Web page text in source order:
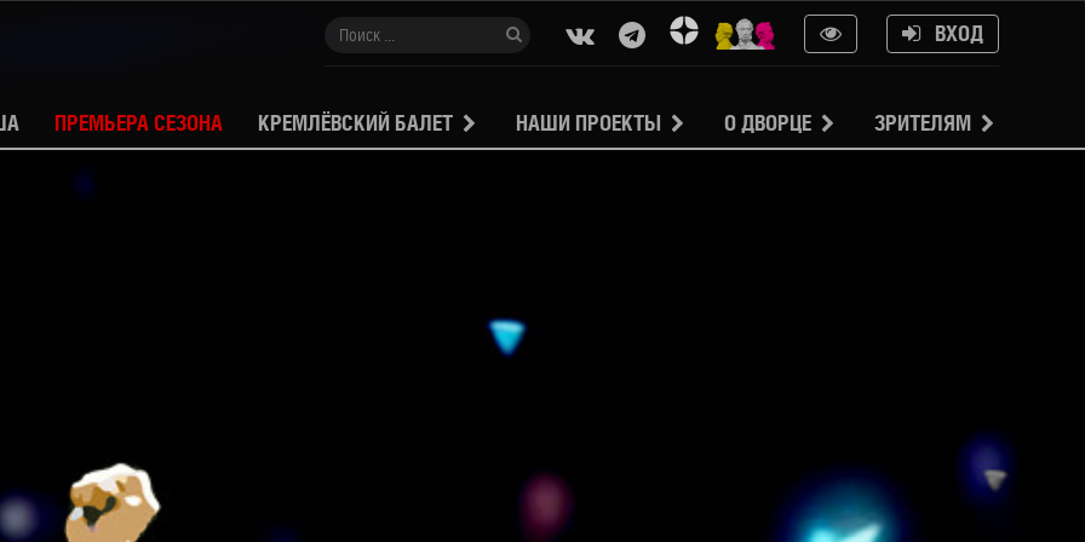
ВХОД
ПРЕМЬЕРА СЕЗОНА КРЕМЛЁВСКИЙ БАЛЕТ НАШИ ПРОЕКТЫ О ДВОРЦЕ ЗРИТЕЛЯМ